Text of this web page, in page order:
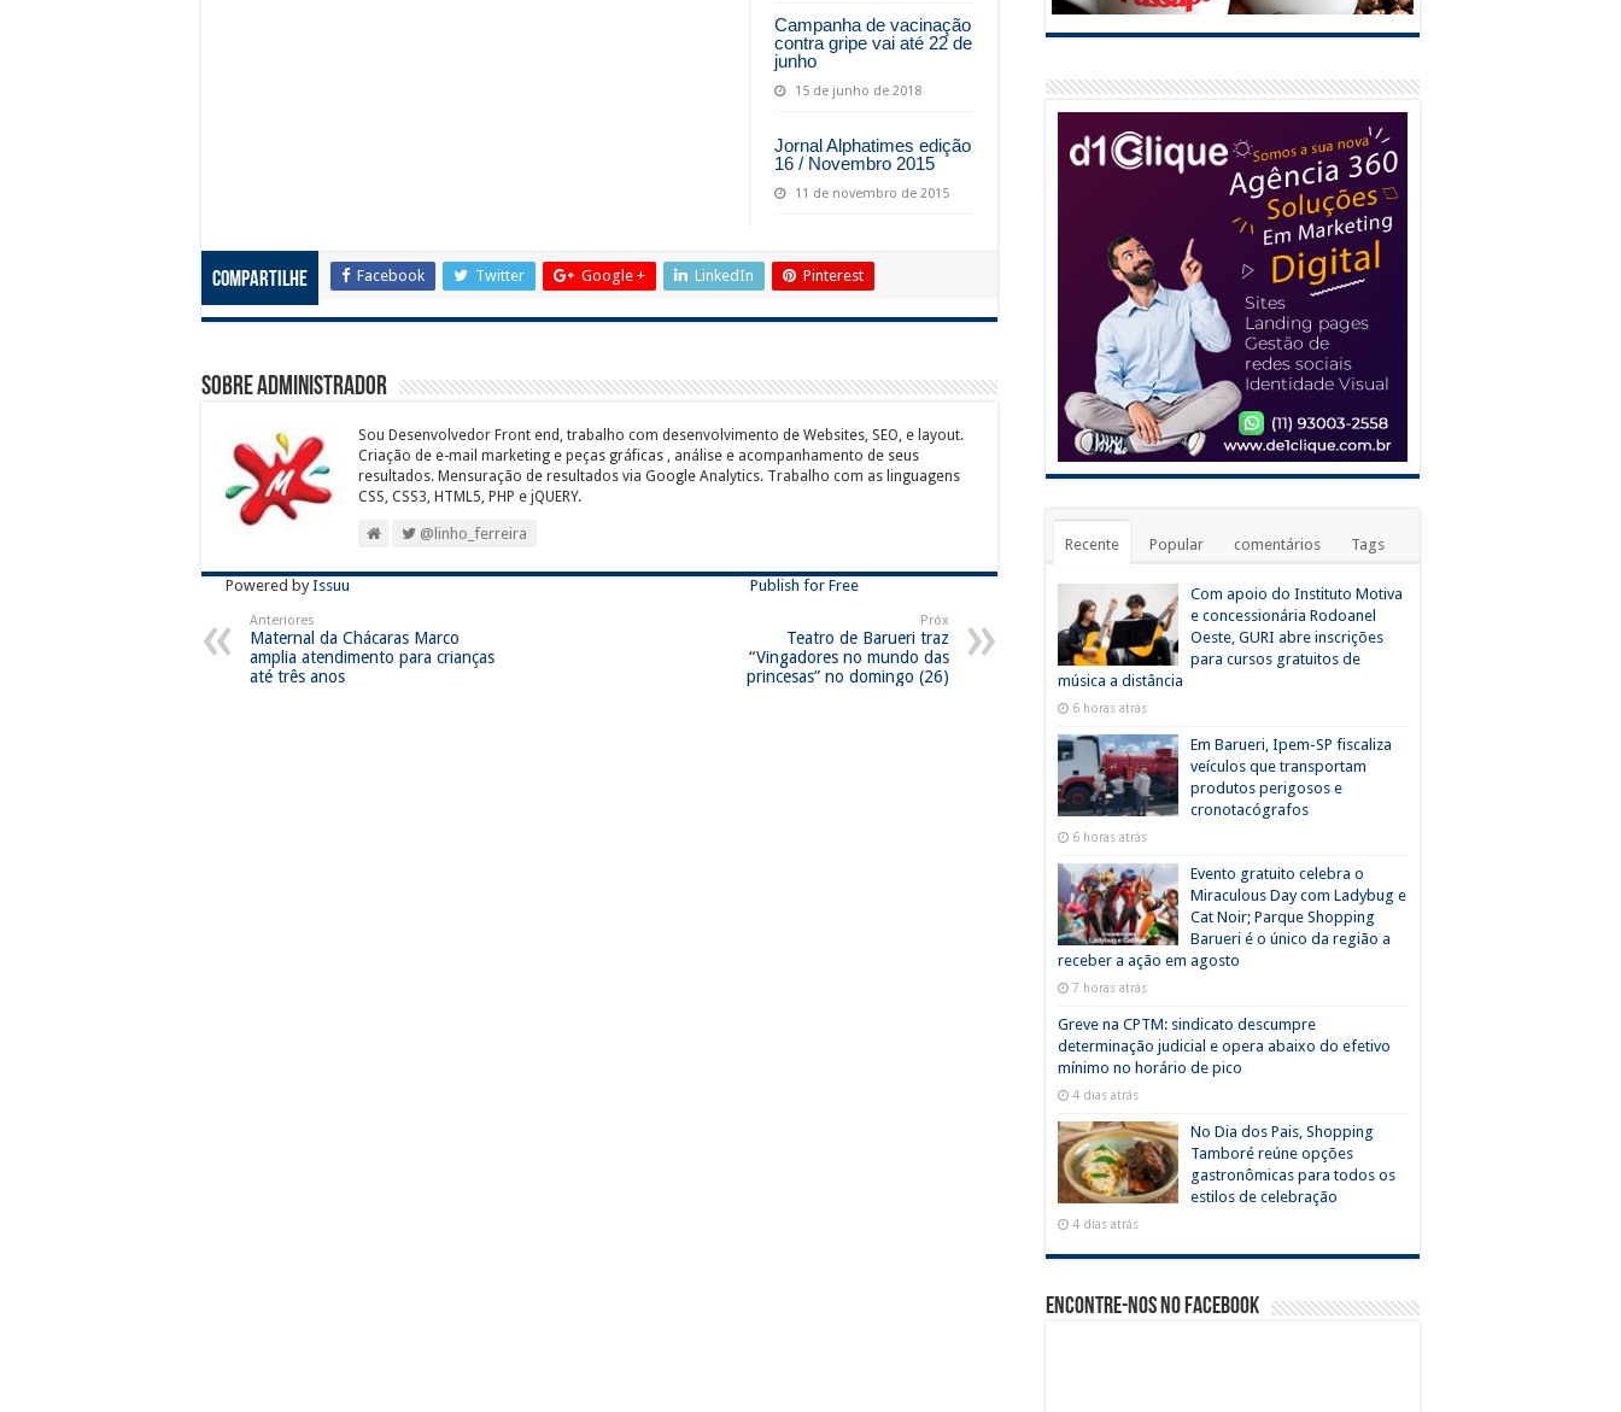
Campanha de vacinação
contra gripe vai até 22 de
junho
15 de junho de 2018
Jornal Alphatimes edição
16 / Novembro 2015
11 de novembro de 2015
Powered byIssuu Publish for Free
Compartilhe Facebook Twitter Google + LinkedIn Pinterest
Sobre Administrador
Sou Desenvolvedor Front end, trabalho com desenvolvimento de Websites, SEO, e layout.
Criação de e-mail marketing e peças gráficas , análise e acompanhamento de seus
resultados. Mensuração de resultados via Google Analytics. Trabalho com as linguagens
CSS, CSS3, HTML5, PHP e jQUERY.
@linho_ferreira
Anteriores
Maternal da Chácaras Marco
amplia atendimento para crianças
até três anos
Próx
Teatro de Barueri traz
“Vingadores no mundo das
princesas” no domingo (26)
Recente Popular comentários Tags
Com apoio do Instituto Motiva
e concessionária Rodoanel
Oeste, GURI abre inscrições
para cursos gratuitos de
música a distância
6 horas atrás
Em Barueri, Ipem-SP fiscaliza
veículos que transportam
produtos perigosos e
cronotacógrafos
6 horas atrás
Evento gratuito celebra o
Miraculous Day com Ladybug e
Cat Noir; Parque Shopping
Barueri é o único da região a
receber a ação em agosto
7 horas atrás
Greve na CPTM: sindicato descumpre
determinação judicial e opera abaixo do efetivo
mínimo no horário de pico
4 dias atrás
No Dia dos Pais, Shopping
Tamboré reúne opções
gastronômicas para todos os
estilos de celebração
4 dias atrás
Encontre-nos no Facebook